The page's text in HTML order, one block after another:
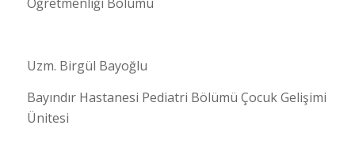
Uzm. Birgül Bayoğlu
Bayındır Hastanesi Pediatri Bölümü Çocuk Gelişimi
Ünitesi